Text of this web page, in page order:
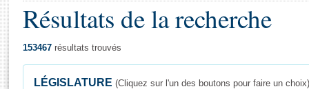
Général
Résultats de la recherche
153467 résultats trouvés
LÉGISLATURE (Cliquez sur l'un des boutons pour faire un choix)